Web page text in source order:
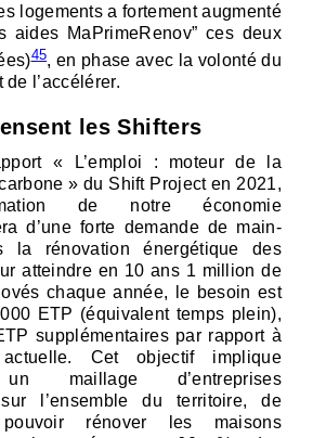
logements a fortement augmenté
aides MaPrimeRenov” ces deux
45, en phase avec la volonté du
l’accélérer.
les Shifters
« L’emploi : moteur de la
» du Shift Project en 2021,
de notre économie
d’une forte demande de main-
la rénovation énergétique des
atteindre en 10 ans 1 million de
chaque année, le besoin est
ETP (équivalent temps plein),
supplémentaires par rapport à
Cet objectif implique
maillage d’entreprises
l’ensemble du territoire, de
rénover les maisons